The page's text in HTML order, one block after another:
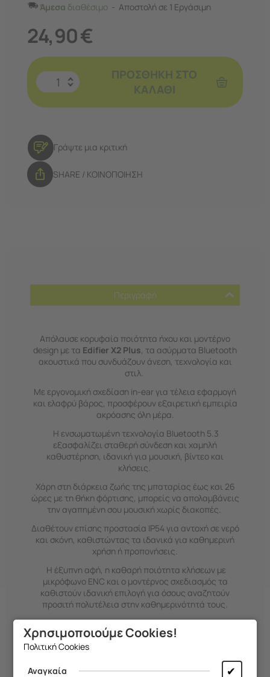
Άμεσα διαθέσιμο Αποστολή σε 1 Εργάσιμη
24,90€
ΠΡΟΣΘΉΚΗ ΣΤΟ
ΚΑΛΆΘΙ
Γράψτε μια κριτική
SHARE / ΚΟΙΝΟΠΟΙΗΣΗ
Περιγραφή
Απόλαυσε κορυφαία ποιότητα ήχου και μοντέρνο
design με τα Edifier X2 Plus, τα ασύρματα Bluetooth
ακουστικά που συνδυάζουν άνεση, τεχνολογία και
στιλ.
Με εργονομική σχεδίαση in-ear για τέλεια εφαρμογή
και ελαφρύ βάρος, προσφέρουν εξαιρετική εμπειρία
ακρόασης όλη μέρα.
Η ενσωματωμένη τεχνολογία Bluetooth 5.3
εξασφαλίζει σταθερή σύνδεση και χαμηλή
καθυστέρηση, ιδανική για μουσική, βίντεο και
κλήσεις.
Χάρη στη διάρκεια ζωής της μπαταρίας έως και 26
ώρες με τη θήκη φόρτισης, μπορείς να απολαμβάνεις
την αγαπημένη σου μουσική χωρίς διακοπές.
Διαθέτουν επίσης προστασία IP54 για αντοχή σε νερό
και σκόνη, καθιστώντας τα ιδανικά για καθημερινή
χρήση ή προπονήσεις.
Η έξυπνη αφή, η καθαρή ποιότητα κλήσεων με
μικρόφωνο ENC και ο μοντέρνος σχεδιασμός τα
καθιστούν ιδανική επιλογή για όσους αναζητούν
προσιτή πολυτέλεια στην καθημερινότητά τους.
Χαρακτηριστικά
Χρησιμοποιούμε Cookies!
Πολιτική Cookies
Αναγκαία ✔